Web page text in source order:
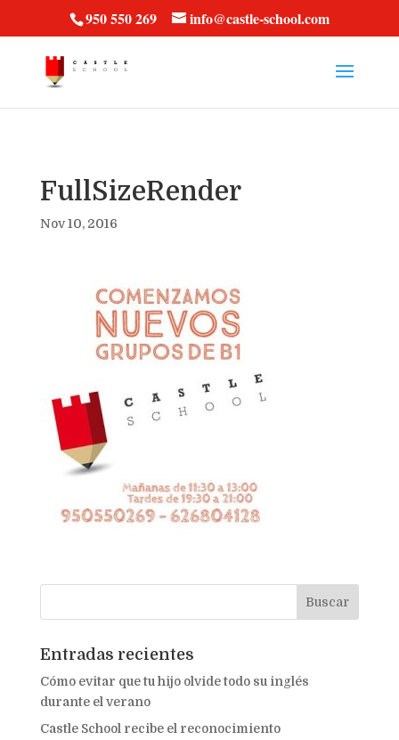
950 550 269 info@castle-school.com
FullSizeRender
Nov 10, 2016
Entradas recientes
Cómo evitar que tu hijo olvide todo su inglés
durante el verano
Castle School recibe el reconocimiento